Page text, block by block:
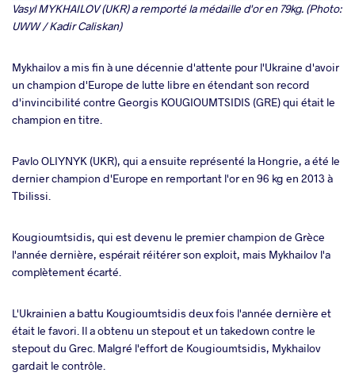
Vasyl MYKHAILOV (UKR) a remporté la médaille d'or en 79kg. (Photo:
UWW / Kadir Caliskan)
Mykhailov a mis fin à une décennie d'attente pour l'Ukraine d'avoir
un champion d'Europe de lutte libre en étendant son record
d'invincibilité contre Georgis KOUGIOUMTSIDIS (GRE) qui était le
champion en titre.
Pavlo OLIYNYK (UKR), qui a ensuite représenté la Hongrie, a été le
dernier champion d'Europe en remportant l'or en 96 kg en 2013 à
Tbilissi.
Kougioumtsidis, qui est devenu le premier champion de Grèce
l'année dernière, espérait réitérer son exploit, mais Mykhailov l'a
complètement écarté.
L'Ukrainien a battu Kougioumtsidis deux fois l'année dernière et
était le favori. Il a obtenu un stepout et un takedown contre le
stepout du Grec. Malgré l'effort de Kougioumtsidis, Mykhailov
gardait le contrôle.